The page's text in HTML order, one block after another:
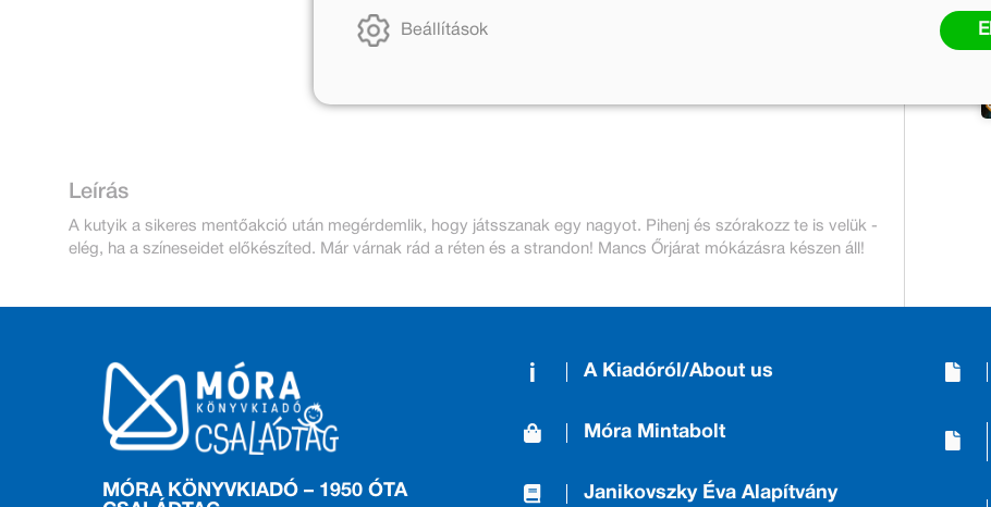
999 Ft
Leírás
A kutyik a sikeres mentőakció után megérdemlik, hogy játsszanak egy nagyot. Pihenj és szórakozz te is velük -
elég, ha a színeseidet előkészíted. Már várnak rád a réten és a strandon! Mancs Őrjárat mókázásra készen áll!
MÓRA KÖNYVKIADÓ – 1950 ÓTA
A Kiadóról/About us
Móra Mintabolt
Janikovszky Éva Alapítvány
Beállítások